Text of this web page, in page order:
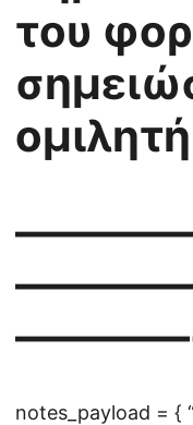
του
ομιλητή
notes_payload = {